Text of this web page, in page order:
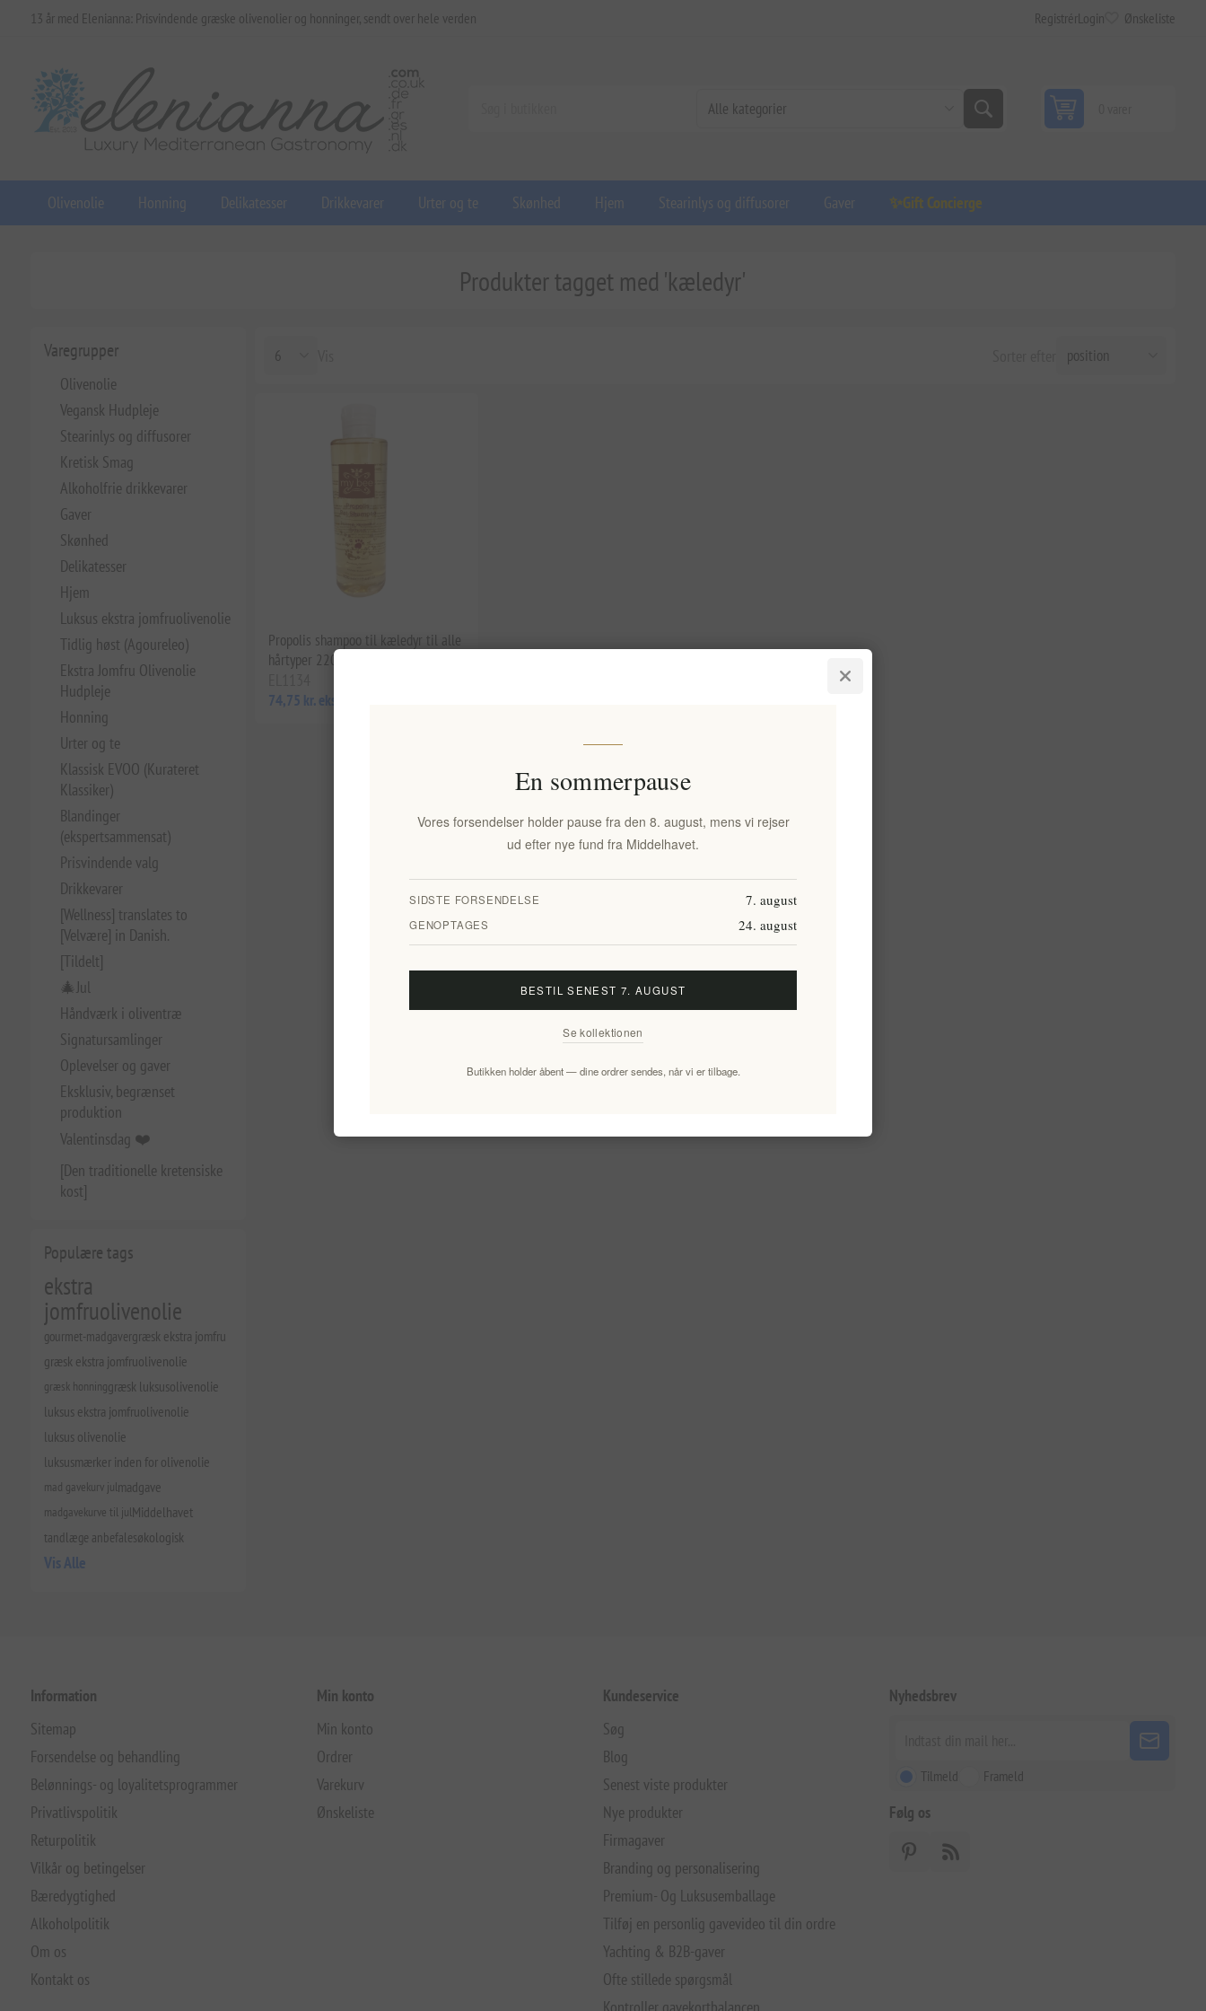
13 år med Elenianna: Prisvindende græske olivenolier og honninger, sendt over hele verden RegistrérLogin Ønskeliste
Olivenolie Honning Delikatesser Drikkevarer Urter og te Skønhed Hjem Stearinlys og diffusorer Gaver ✨Gift Concierge
Varegrupper
Olivenolie
Vegansk Hudpleje
Stearinlys og diffusorer
Kretisk Smag
Alkoholfrie drikkevarer
Gaver
Skønhed
Delikatesser
Hjem
Luksus ekstra jomfruolivenolie
Tidlig høst (Agoureleo)
Ekstra Jomfru Olivenolie
Hudpleje
Honning
Urter og te
Klassisk EVOO (Kurateret
Klassiker)
Blandinger
(ekspertsammensat)
Prisvindende valg
Drikkevarer
[Wellness] translates to
[Velvære] in Danish.
[Tildelt]
🎄Jul
Håndværk i oliventræ
Signatursamlinger
Oplevelser og gaver
Eksklusiv, begrænset
produktion
Valentinsdag ❤️
[Den traditionelle kretensiske
kost]
Populære tags
ekstra
jomfruolivenolie
gourmet-madgavergræsk ekstra jomfru
græsk ekstra jomfruolivenolie
græsk honninggræsk luksusolivenolie
luksus ekstra jomfruolivenolie
luksus olivenolie
luksusmærker inden for olivenolie
mad gavekurv julmadgave
madgavekurve til julMiddelhavet
tandlæge anbefalesøkologisk
Vis Alle
Produkter tagget med 'kæledyr'
Propolis shampoo til kæledyr til alle
hårtyper 220 ml My Bee
74,75 kr. eks. moms
Information
Sitemap
Forsendelse og behandling
Belønnings- og loyalitetsprogrammer
Privatlivspolitik
Returpolitik
Vilkår og betingelser
Bæredygtighed
Alkoholpolitik
Om os
Kontakt os
Min konto
Min konto
Ordrer
Varekurv
Ønskeliste
Kundeservice
Søg
Blog
Senest viste produkter
Nye produkter
Firmagaver
Branding og personalisering
Premium- Og Luksusemballage
Tilføj en personlig gavevideo til din ordre
Yachting & B2B-gaver
Ofte stillede spørgsmål
Kontroller gavekortbalancen
Nyhedsbrev
Tilmeld Frameld
Følg os
En sommerpause
Vores forsendelser holder pause fra den 8. august, mens vi rejser
ud efter nye fund fra Middelhavet.
SIDSTE FORSENDELSE 7. august
GENOPTAGES 24. august
BESTIL SENEST 7. AUGUST
Se kollektionen
Butikken holder åbent — dine ordrer sendes, når vi er tilbage.